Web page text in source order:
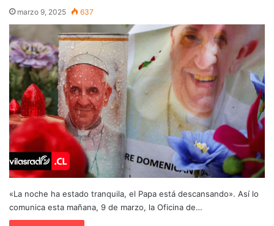
marzo 9, 2025 637
«La noche ha estado tranquila, el Papa está descansando». Así lo
comunica esta mañana, 9 de marzo, la Oficina de…